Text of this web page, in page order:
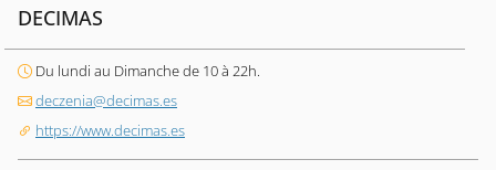
DECIMAS
Du lundi au Dimanche de 10 à 22h.
deczenia@decimas.es
https://www.decimas.es